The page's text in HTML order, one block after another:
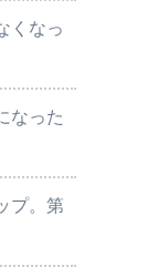
くなっ
なった
プ。第